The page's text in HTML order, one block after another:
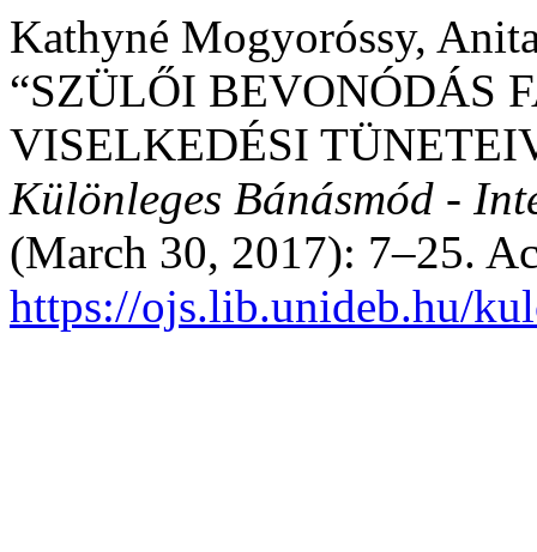
Kathyné Mogyoróssy,
“SZÜLŐI BEVONÓDÁS
VISELKEDÉSI
Különleges Bánásmód -
(March 30, 2017): 7–25.
https://ojs.lib.unideb.hu/